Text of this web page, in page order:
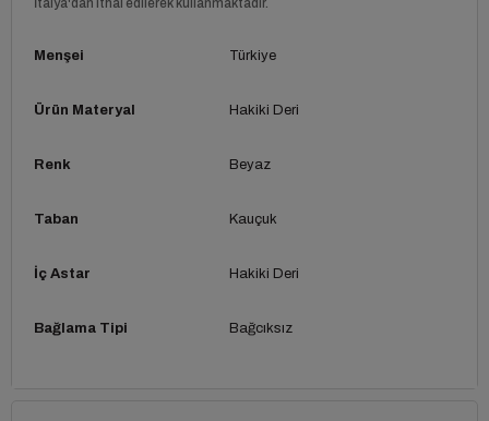
Menşei Türkiye
Ürün Materyal Hakiki Deri
Renk Beyaz
Taban Kauçuk
İç Astar Hakiki Deri
Bağlama Tipi Bağcıksız